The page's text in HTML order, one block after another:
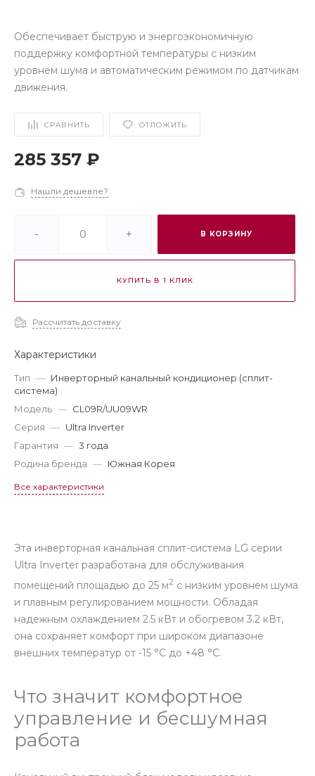
Обеспечивает быструю и энергоэкономичную
поддержку комфортной температуры с низким
уровнем шума и автоматическим режимом по датчикам
движения.
СРАВНИТЬ ОТЛОЖИТЬ
285 357 ₽
Нашли дешевле?
- + В КОРЗИНУ
КУПИТЬ В 1 КЛИК
Рассчитать доставку
Характеристики
Тип — Инверторный канальный кондиционер (сплит-
система)
Модель — CL09R/UU09WR
Серия — Ultra Inverter
Гарантия — 3 года
Родина бренда — Южная Корея
Все характеристики
Эта инверторная канальная сплит-система LG серии
Ultra Inverter разработана для обслуживания
помещений площадью до 25 м2 с низким уровнем шума
и плавным регулированием мощности. Обладая
надежным охлаждением 2.5 кВт и обогревом 3.2 кВт,
она сохраняет комфорт при широком диапазоне
внешних температур от -15 °C до +48 °C.
Что значит комфортное
управление и бесшумная
работа